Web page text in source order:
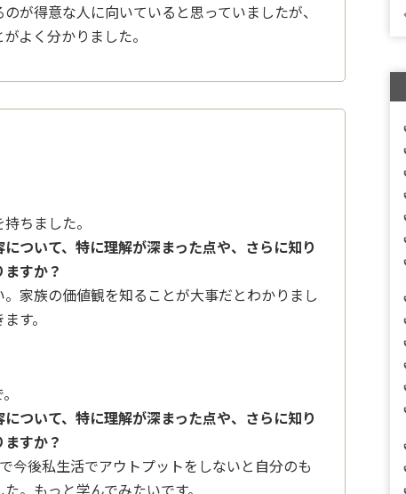
が得意な人に向いていると思っていましたが、
よく分かりました。
ちました。
ついて、特に理解が深まった点や、さらに知り
すか？
家族の価値観を知ることが大事だとわかりまし
す。
ついて、特に理解が深まった点や、さらに知り
すか？
今後私生活でアウトプットをしないと自分のも
。もっと学んでみたいです。